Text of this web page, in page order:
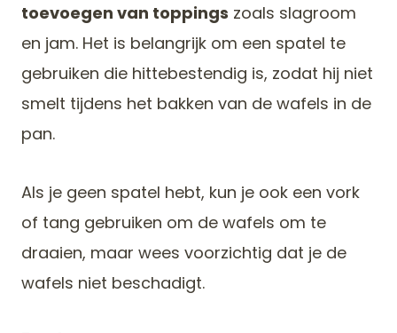
toevoegen van toppings zoals slagroom
en jam. Het is belangrijk om een spatel te
gebruiken die hittebestendig is, zodat hij niet
smelt tijdens het bakken van de wafels in de
pan.
Als je geen spatel hebt, kun je ook een vork
of tang gebruiken om de wafels om te
draaien, maar wees voorzichtig dat je de
wafels niet beschadigt.